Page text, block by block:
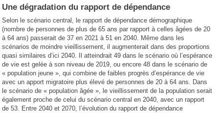
Une dégradation du rapport de dépendance
Selon le scénario central, le rapport de dépendance démographique
(nombre de personnes de plus de 65 ans par rapport à celles âgées de 20
à 64 ans) passerait de 37 en 2021 à 51 en 2040. Même dans les
scénarios de moindre vieillissement, il augmenterait dans des proportions
quasi similaires d’ici 2040. Il atteindrait 49 dans le scénario où l’espérance
de vie est gelée à son niveau de 2019, ou encore 48 dans le scénario de
« population jeune », qui combine de faibles progrès d’espérance de vie
avec un apport migratoire plus élevé de personnes de 20 à 64 ans. Dans
le scénario de « population âgée », le vieillissement de la population serait
également proche de celui du scénario central en 2040, avec un rapport
de 53. Entre 2040 et 2070, l’évolution du rapport de dépendance